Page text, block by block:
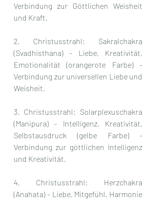
Verbindung zur Göttlichen Weisheit
und Kraft.
2. Christusstrahl: Sakralchakra
(Svadhisthana) - Liebe, Kreativität,
Emotionalität (orangerote Farbe) -
Verbindung zur universellen Liebe und
Weisheit.
3. Christusstrahl: Solarplexuschakra
(Manipura) - Intelligenz, Kreativität,
Selbstausdruck (gelbe Farbe) -
Verbindung zur göttlichen Intelligenz
und Kreativität.
4. Christusstrahl: Herzchakra
(Anahata) - Liebe, Mitgefühl, Harmonie